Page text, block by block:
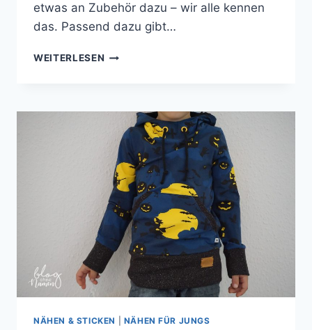
etwas an Zubehör dazu – wir alle kennen
das. Passend dazu gibt…
WEITERLESEN EINE
SCHWAGER
NÄHEN & STICKEN NÄHEN FÜR JUNGS